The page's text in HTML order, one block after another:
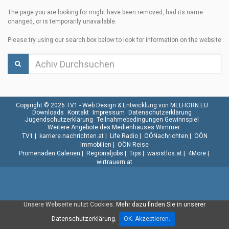
The page you are looking for might have been removed, had its name
changed, or is temporarily unavailable.
Please try using our search box below to look for information on the website
Unsere Webseite nutzt Cookies. Mehr dazu finden Sie in unserer
Datenschutzerklärung.
OK. Akzeptieren.
Copyright © 2026 TV1 - Web Design & Entwicklung von MELHORN.EU
Downloads
Kontakt Impressum
Datenschutzerklärung
Jugendschutzerklärung Teilnahmebedingungen Gewinnspiel
Weitere Angebote des Medienhauses Wimmer:
TV1
karriere.nachrichten.at| Life Radio| OÖNachrichten
OÖN
Immobilien
OÖN Reise
Promenaden Galerien
Regionaljobs Tips wasistlos.at| 4More|
wirtrauern.at